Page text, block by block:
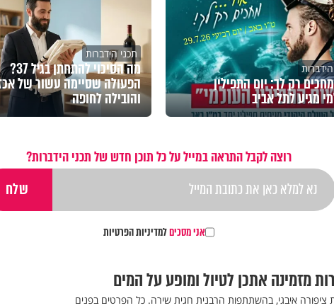
רק לך: יום התפילין
מגיע לתל אביב
תכני הידברות
מה הסיכוי להתחתן בגיל 37?
הפעולה שסיימה עשור של
והובילה לחופה
רוצה לקבל התראה במייל על כל תוכן חדש של תכני הידברות?
אני מסכיםלמדיניות הפרטיות
מזמינה אתכן לטיול ומופע על המים
איבגי, בהשתתפות הרבנית חגית שירה. כל הפרטים בפנים